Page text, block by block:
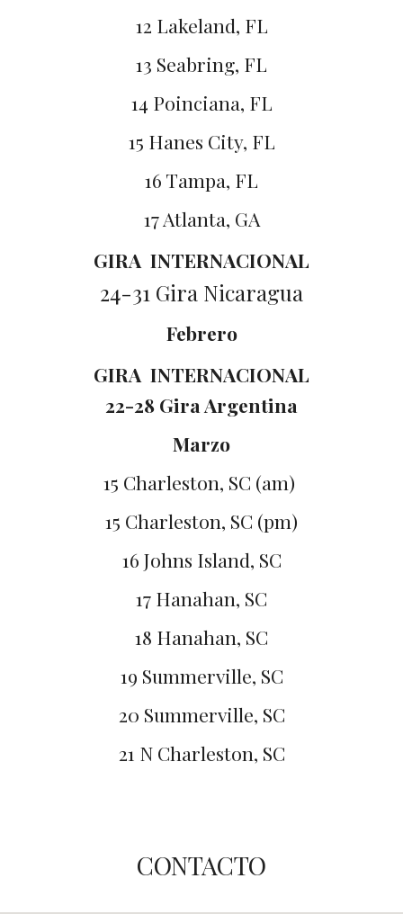
12 Lakeland, FL
13 Seabring, FL
14 Poinciana, FL
15 Hanes City, FL
16 Tampa, FL
17 Atlanta, GA
GIRA INTERNACIONAL
24-31 Gira Nicaragua
Febrero
GIRA INTERNACIONAL
22-28 Gira Argentina
Marzo
15 Charleston, SC (am)
15 Charleston, SC (pm)
16 Johns Island, SC
17 Hanahan, SC
18 Hanahan, SC
19 Summerville, SC
20 Summerville, SC
21 N Charleston, SC
CONTACTO